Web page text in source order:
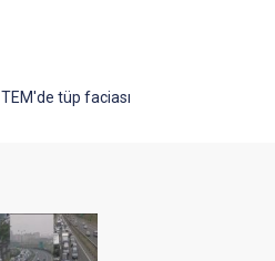
TEM'de tüp faciası